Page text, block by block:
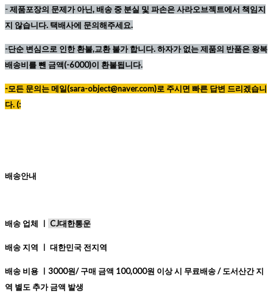
-제품포장의 문제가 아닌, 배송 중 분실 및 파손은 사라오브젝트에서 책임지
지 않습니다. 택배사에 문의해주세요.
-단순 변심으로 인한 환불,교환 불가 합니다. 하자가 없는 제품의 반품은 왕복
배송비를 뺀 금액(-6000)이 환불됩니다.
-모든 문의는 메일(sara-object@naver.com)로 주시면 빠른 답변 드리겠습니
다. (:
배송안내
배송 업체 ㅣ CJ대한통운
배송 지역 ㅣ 대한민국 전지역
배송 비용 ㅣ3000원/ 구매 금액 100,000원 이상 시 무료배송 / 도서산간 지
역 별도 추가 금액 발생